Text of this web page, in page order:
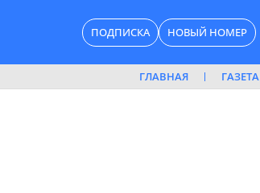
ПОДПИСКА НОВЫЙ НОМЕР
ГЛАВНАЯ ГАЗЕТА